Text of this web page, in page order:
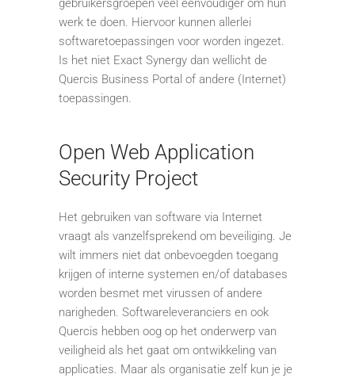
gebruikersgroepen veel eenvoudiger om hun
werk te doen. Hiervoor kunnen allerlei
softwaretoepassingen voor worden ingezet.
Is het niet Exact Synergy dan wellicht de
Quercis Business Portal of andere (Internet)
toepassingen.
Open Web Application
Security Project
Het gebruiken van software via Internet
vraagt als vanzelfsprekend om beveiliging. Je
wilt immers niet dat onbevoegden toegang
krijgen of interne systemen en/of databases
worden besmet met virussen of andere
narigheden. Softwareleveranciers en ook
Quercis hebben oog op het onderwerp van
veiligheid als het gaat om ontwikkeling van
applicaties. Maar als organisatie zelf kun je je